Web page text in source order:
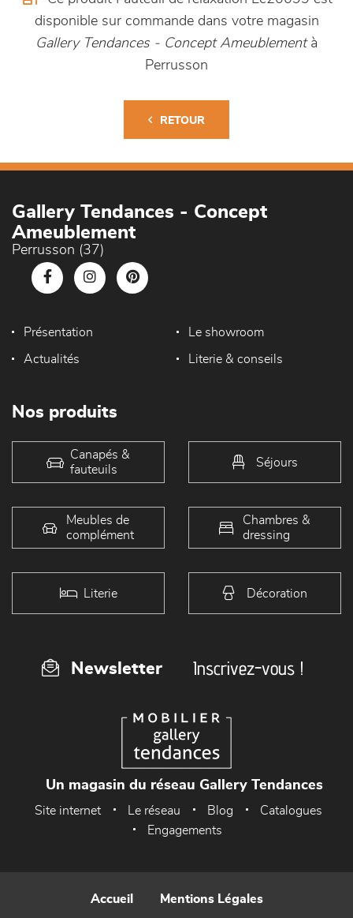
disponible sur commande dans votre magasin
Gallery Tendances - Concept Ameublement à
Perrusson
RETOUR
Gallery Tendances - Concept
Ameublement
Perrusson (37)
Présentation Le showroom
Actualités Literie & conseils
Nos produits
Canapés &
fauteuils
Séjours
Meubles de
complément
Chambres &
dressing
Literie Décoration
Newsletter Inscrivez-vous !
Un magasin du réseau Gallery Tendances
Site internet Le réseau Blog
Catalogues
Engagements
Accueil Mentions Légales